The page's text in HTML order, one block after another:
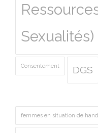
Sexualités)
Consentement DGS
femmes en situation de